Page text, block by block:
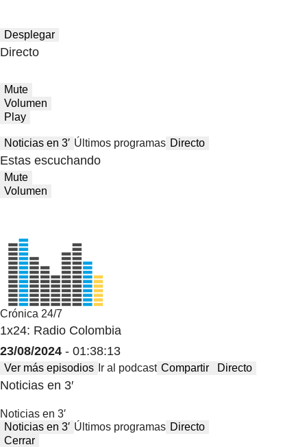
Desplegar
Directo
Mute
Volumen
Play
Noticias en 3′ Últimos programas Directo
Estas escuchando
Mute
Volumen
Crónica 24/7
1x24: Radio Colombia
23/08/2024 - 01:38:13
Ver más episodios Ir al podcast Compartir Directo
Noticias en 3′
Noticias en 3′
Noticias en 3′ Últimos programas Directo
Cerrar